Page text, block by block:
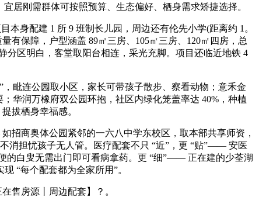
居刚需群体可按照预算、生态偏好、栖身需求矫捷选择。
身配建 1 所 9 班制长儿园，周边还有伦先小学(距离约 1。
有保障，户型涵盖 89㎡三房、105㎡三房、120㎡四房，总
分区明白，客堂取阳台相连，采光充脚。项目还临近地铁 4
毗连公园取小区，家长可带孩子散步、察看动物；意禾金
华润万橡府双公园环抱，社区内绿化笼盖率达 40%，种植
拔栖身幸福感。
商奥体公园紧邻的一六八中学东校区，取本部共享师资，
消担忧孩子无人管。医疗配套不只 “近”，更 “贴”—— 安医
的白叟无需出门即可看病拿药。更 “细”—— 正在建的少荃湖
“每个配套都为全家所用”。
售房源丨周边配套】？。